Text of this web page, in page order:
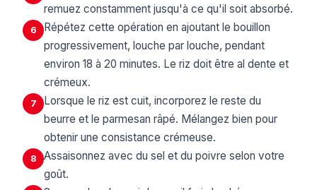
remuez constamment jusqu'à ce qu'il soit absorbé.
6
Répétez cette opération en ajoutant le bouillon
progressivement, louche par louche, pendant
environ 18 à 20 minutes. Le riz doit être al dente et
crémeux.
7
Lorsque le riz est cuit, incorporez le reste du
beurre et le parmesan râpé. Mélangez bien pour
obtenir une consistance crémeuse.
8
Assaisonnez avec du sel et du poivre selon votre
goût.